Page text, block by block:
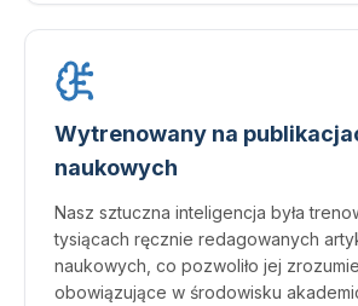
Wytrenowany na
naukowych
Nasz sztuczna inteligencja była
tysiącach ręcznie redagowanych
naukowych, co pozwoliło jej
obowiązujące w środowisku